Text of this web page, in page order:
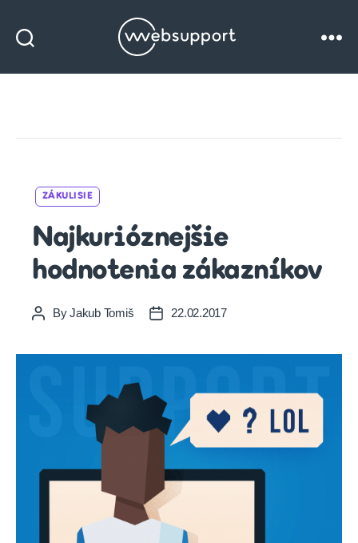
Websupport
ZÁKULISIE
Najkurióznejšie
hodnotenia zákazníkov
PostByJakub Tomiš
Post22.02.2017